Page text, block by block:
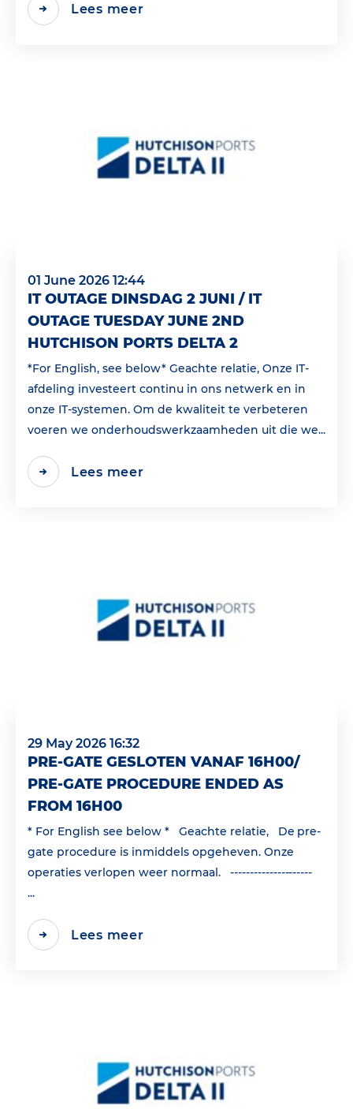
Lees meer
01 June 2026 12:44
IT OUTAGE DINSDAG 2 JUNI / IT
OUTAGE TUESDAY JUNE 2ND
HUTCHISON PORTS DELTA 2
*For English, see below* Geachte relatie, Onze IT-
afdeling investeert continu in ons netwerk en in
onze IT-systemen. Om de kwaliteit te verbeteren
voeren we onderhoudswerkzaamheden uit die we...
Lees meer
29 May 2026 16:32
PRE-GATE GESLOTEN VANAF 16H00/
PRE-GATE PROCEDURE ENDED AS
FROM 16H00
* For English see below * Geachte relatie, De pre-
gate procedure is inmiddels opgeheven. Onze
operaties verlopen weer normaal. ---------------------
...
Lees meer